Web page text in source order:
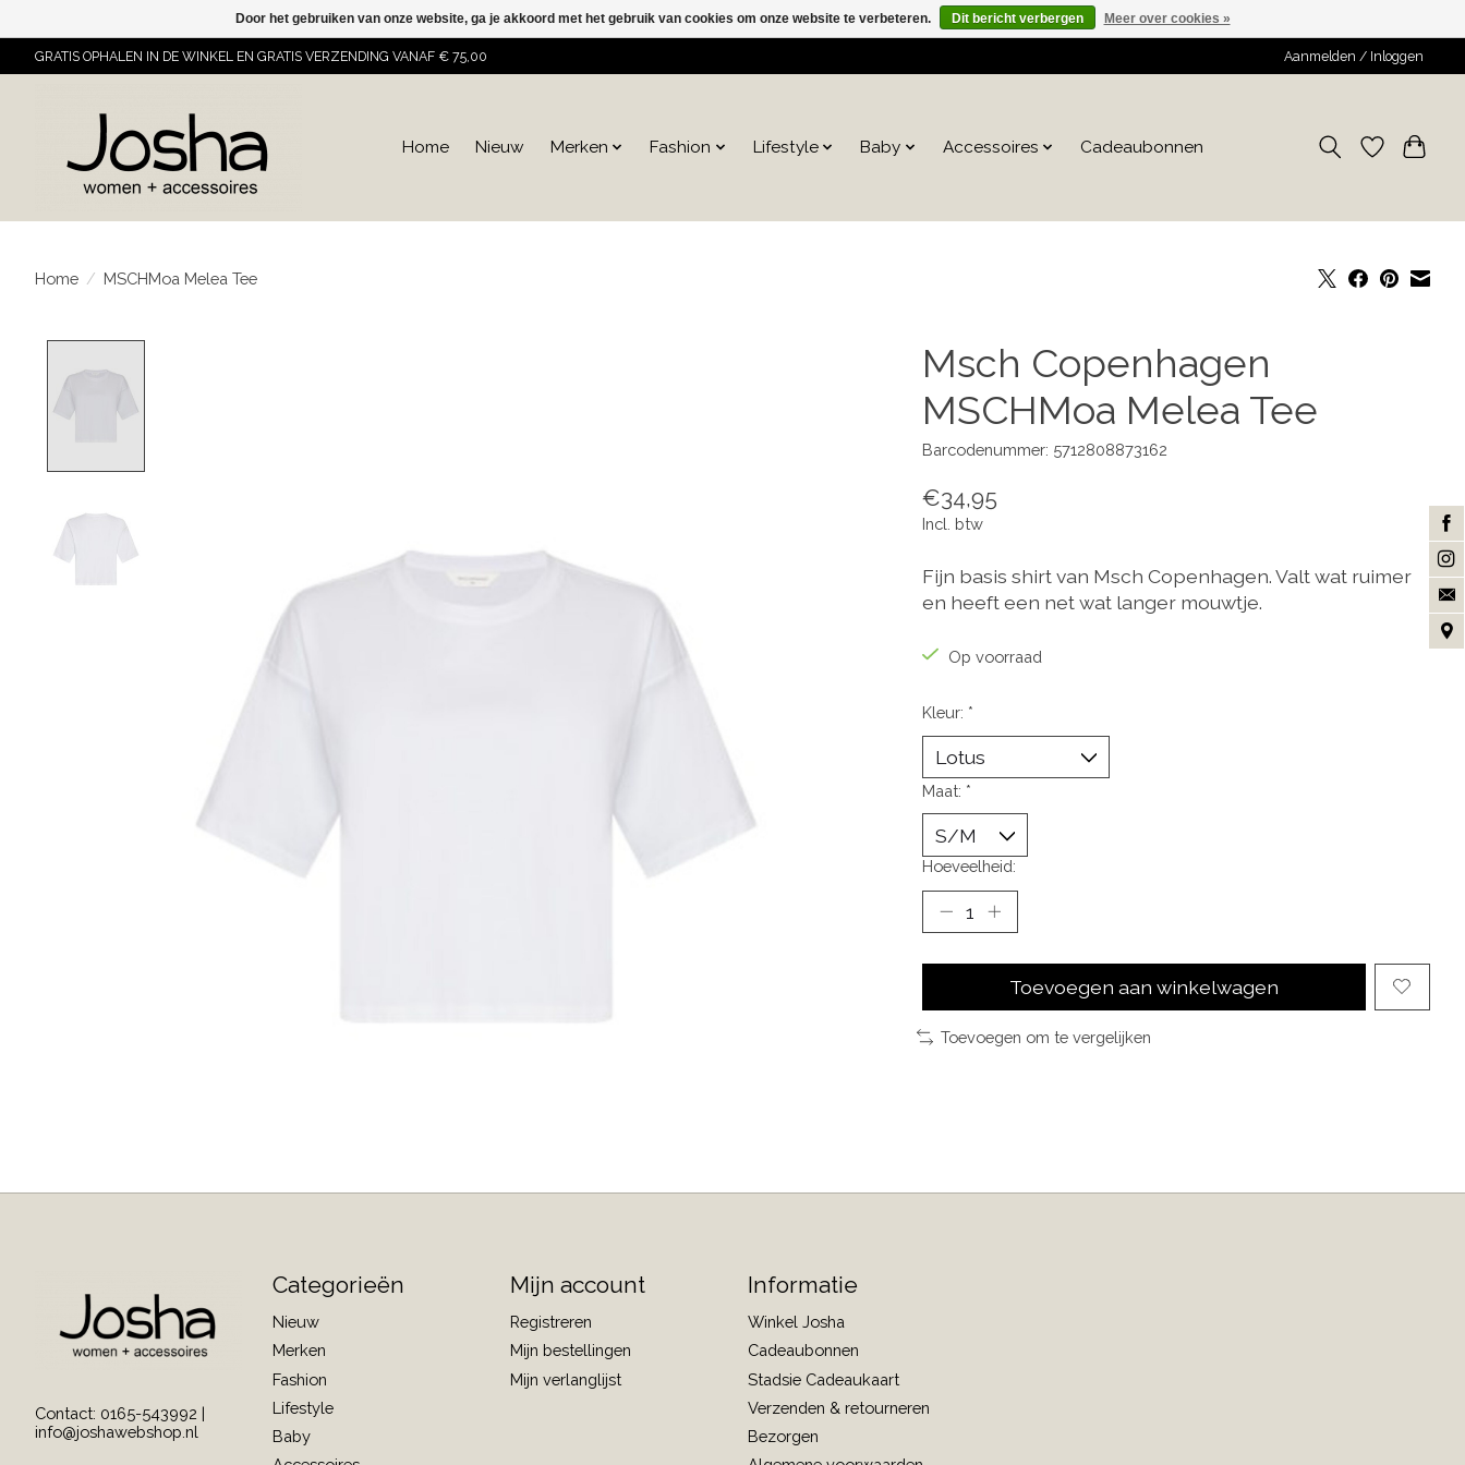
GRATIS OPHALEN IN DE WINKEL EN GRATIS VERZENDING VANAF € 75,00 Aanmelden / Inloggen
Home Nieuw Merken Fashion Lifestyle Baby Accessoires Cadeaubonnen
Home / MSCHMoa Melea Tee
Msch Copenhagen
MSCHMoa Melea Tee
Barcodenummer: 5712808873162
€34,95
Incl. btw
Fijn basis shirt van Msch Copenhagen. Valt wat ruimer
en heeft een net wat langer mouwtje.
Op voorraad
Kleur: *
Maat: *
Hoeveelheid:
Toevoegen aan winkelwagen
Toevoegen om te vergelijken
Contact: 0165-543992 |
info@joshawebshop.nl
Categorieën
Nieuw
Merken
Fashion
Lifestyle
Baby
Mijn account
Registreren
Mijn bestellingen
Mijn verlanglijst
Informatie
Winkel Josha
Cadeaubonnen
Stadsie Cadeaukaart
Verzenden & retourneren
Bezorgen
Door het gebruiken van onze website, ga je akkoord met het gebruik van cookies om onze website te verbeteren. Dit bericht verbergen Meer over cookies »